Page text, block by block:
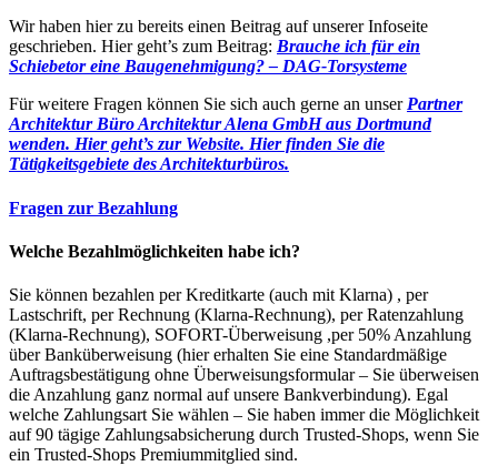
Wir haben hier zu bereits einen Beitrag auf unserer Infoseite
geschrieben. Hier geht’s zum Beitrag: Brauche ich für ein
Schiebetor eine Baugenehmigung? – DAG-Torsysteme
Für weitere Fragen können Sie sich auch gerne an unser Partner
Architektur Büro Architektur Alena GmbH aus Dortmund
wenden. Hier geht’s zur Website. Hier finden Sie die
Tätigkeitsgebiete des Architekturbüros.
Fragen zur Bezahlung
Welche Bezahlmöglichkeiten habe ich?
Sie können bezahlen per Kreditkarte (auch mit Klarna) , per
Lastschrift, per Rechnung (Klarna-Rechnung), per Ratenzahlung
(Klarna-Rechnung), SOFORT-Überweisung ,per 50% Anzahlung
über Banküberweisung (hier erhalten Sie eine Standardmäßige
Auftragsbestätigung ohne Überweisungsformular – Sie überweisen
die Anzahlung ganz normal auf unsere Bankverbindung). Egal
welche Zahlungsart Sie wählen – Sie haben immer die Möglichkeit
auf 90 tägige Zahlungsabsicherung durch Trusted-Shops, wenn Sie
ein Trusted-Shops Premiummitglied sind.